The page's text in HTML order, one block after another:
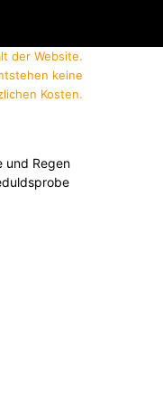
der Website.
keine
Kosten.
und Regen